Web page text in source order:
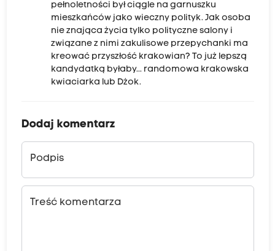
pełnoletności był ciągle na garnuszku
mieszkańców jako wieczny polityk. Jak osoba
nie znająca życia tylko polityczne salony i
związane z nimi zakulisowe przepychanki ma
kreować przyszłość krakowian? To już lepszą
kandydatką byłaby... randomowa krakowska
kwiaciarka lub Dżok.
Dodaj komentarz
Podpis
Treść komentarza